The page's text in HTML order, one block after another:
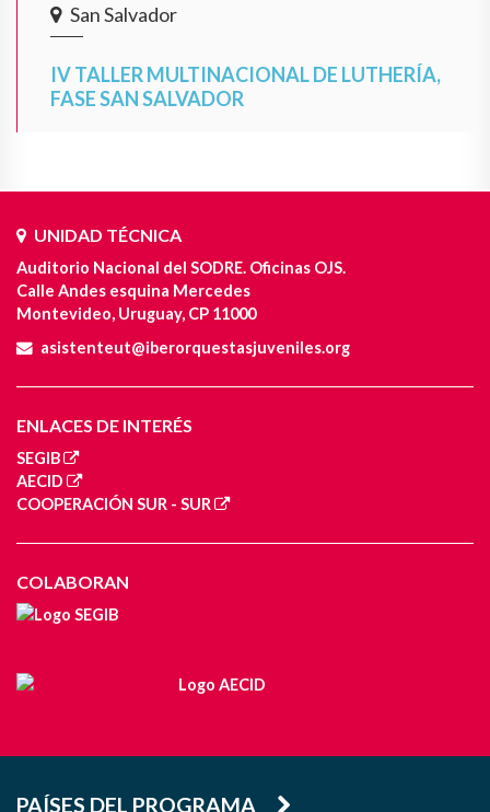
San Salvador
IV TALLER MULTINACIONAL DE LUTHERÍA,
FASE SAN SALVADOR
UNIDAD TÉCNICA
Auditorio Nacional del SODRE. Oficinas OJS.
Calle Andes esquina Mercedes
Montevideo, Uruguay, CP 11000
asistenteut@iberorquestasjuveniles.org
ENLACES DE INTERÉS
SEGIB
AECID
COOPERACIÓN SUR - SUR
COLABORAN
PAÍSES DEL PROGRAMA